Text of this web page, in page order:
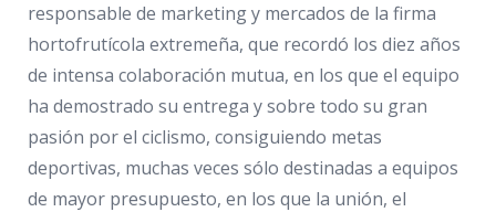
responsable de marketing y mercados de la firma
hortofrutícola extremeña, que recordó los diez años
de intensa colaboración mutua, en los que el equipo
ha demostrado su entrega y sobre todo su gran
pasión por el ciclismo, consiguiendo metas
deportivas, muchas veces sólo destinadas a equipos
de mayor presupuesto, en los que la unión, el